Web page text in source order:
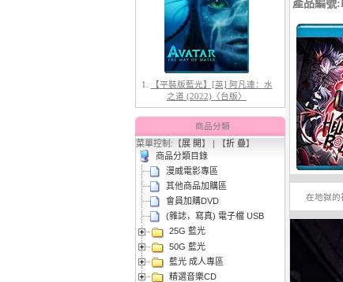
與燼 (2025)(Atmos 版)〈台版〉
3.【平裝版藍光】[英] 穿著PRADA
的惡魔 2 (2026)[台版字幕]
商品分類
菜單控制:【展 開】 | 【折 疊】
商品分類目錄
漫威電影專區
其他商品加購區
會員加購DVD
(雜誌，寫真) 電子檔 USB
25G 藍光
50G 藍光
藍光 成人專區
精選音樂CD
產品編號
在地獄的